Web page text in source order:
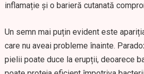
inflamație și o barieră cutanată
Un semn mai puțin evident este
care nu aveai probleme înainte.
pielii poate duce la erupții, deoarece